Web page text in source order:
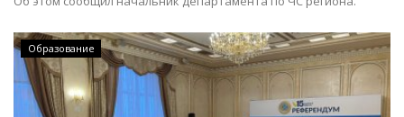
Образование